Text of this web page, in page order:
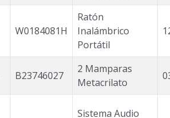
W0184081H
Ratón
Inalámbrico
Portátil
B23746027
2 Mamparas
Metacrilato
Sistema Audio